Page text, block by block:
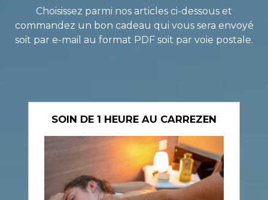
Choisissez parmi nos articles ci-dessous et
commandez un bon cadeau qui vous sera envoyé
soit par e-mail au format PDF soit par voie postale.
SOIN DE 1 HEURE AU CARREZEN